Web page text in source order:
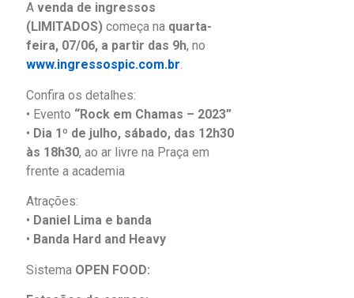
A venda de ingressos
(LIMITADOS) começa na quarta-
feira, 07/06, a partir das 9h, no
www.ingressospic.com.br.
Confira os detalhes:
• Evento “Rock em Chamas – 2023”
• Dia 1º de julho, sábado, das 12h30
às 18h30, ao ar livre na Praça em
frente a academia
Atrações:
• Daniel Lima e banda
• Banda Hard and Heavy
Sistema OPEN FOOD: